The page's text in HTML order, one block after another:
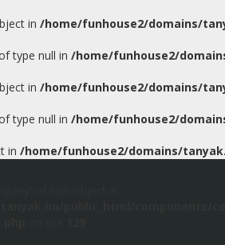
in /home/funhouse2/domains/
type null in /home/funhouse2/
in /home/funhouse2/domains/
type null in /home/funhouse2/
in /home/funhouse2/domains/